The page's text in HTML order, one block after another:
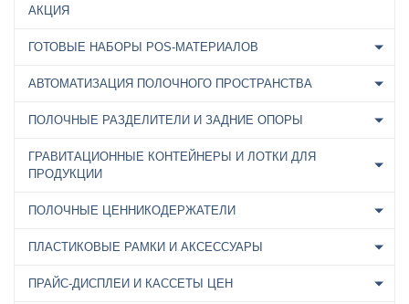
АКЦИЯ
ГОТОВЫЕ НАБОРЫ POS-МАТЕРИАЛОВ
АВТОМАТИЗАЦИЯ ПОЛОЧНОГО ПРОСТРАНСТВА
ПОЛОЧНЫЕ РАЗДЕЛИТЕЛИ И ЗАДНИЕ ОПОРЫ
ГРАВИТАЦИОННЫЕ КОНТЕЙНЕРЫ И ЛОТКИ ДЛЯ
ПРОДУКЦИИ
ПОЛОЧНЫЕ ЦЕННИКОДЕРЖАТЕЛИ
ПЛАСТИКОВЫЕ РАМКИ И АКСЕССУАРЫ
ПРАЙС-ДИСПЛЕИ И КАССЕТЫ ЦЕН